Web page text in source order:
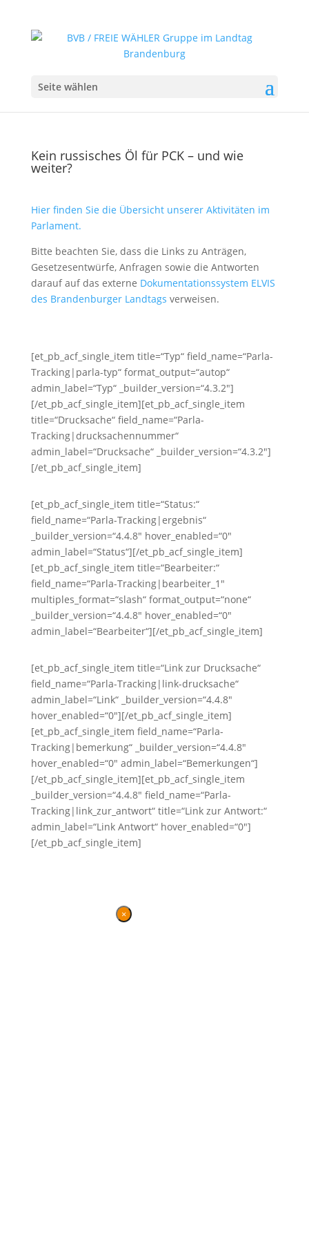
Seite wählen
Kein russisches Öl für PCK – und wie
weiter?
Hier finden Sie die Übersicht unserer Aktivitäten im
Parlament.
Bitte beachten Sie, dass die Links zu Anträgen,
Gesetzesentwürfe, Anfragen sowie die Antworten
darauf auf das externe Dokumentationssystem ELVIS
des Brandenburger Landtags verweisen.
[et_pb_acf_single_item title=“Typ“ field_name=“Parla-
Tracking|parla-typ“ format_output=“autop“
admin_label=“Typ“ _builder_version=“4.3.2″]
[/et_pb_acf_single_item][et_pb_acf_single_item
title=“Drucksache“ field_name=“Parla-
Tracking|drucksachennummer“
admin_label=“Drucksache“ _builder_version=“4.3.2″]
[/et_pb_acf_single_item]
[et_pb_acf_single_item title=“Status:“
field_name=“Parla-Tracking|ergebnis“
_builder_version=“4.4.8″ hover_enabled=“0″
admin_label=“Status“][/et_pb_acf_single_item]
[et_pb_acf_single_item title=“Bearbeiter:“
field_name=“Parla-Tracking|bearbeiter_1″
multiples_format=“slash“ format_output=“none“
_builder_version=“4.4.8″ hover_enabled=“0″
admin_label=“Bearbeiter“][/et_pb_acf_single_item]
[et_pb_acf_single_item title=“Link zur Drucksache“
field_name=“Parla-Tracking|link-drucksache“
admin_label=“Link“ _builder_version=“4.4.8″
hover_enabled=“0″][/et_pb_acf_single_item]
[et_pb_acf_single_item field_name=“Parla-
Tracking|bemerkung“ _builder_version=“4.4.8″
hover_enabled=“0″ admin_label=“Bemerkungen“]
[/et_pb_acf_single_item][et_pb_acf_single_item
_builder_version=“4.4.8″ field_name=“Parla-
Tracking|link_zur_antwort“ title=“Link zur Antwort:“
admin_label=“Link Antwort“ hover_enabled=“0″]
[/et_pb_acf_single_item]
×